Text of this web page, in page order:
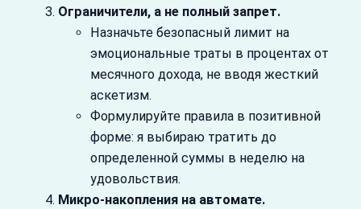
Ограничители, а не полный запрет.
Назначьте безопасный лимит на
эмоциональные траты в процентах от
месячного дохода, не вводя жесткий
аскетизм.
Формулируйте правила в позитивной
форме: я выбираю тратить до
определенной суммы в неделю на
удовольствия.
Микро‑накопления на автомате.